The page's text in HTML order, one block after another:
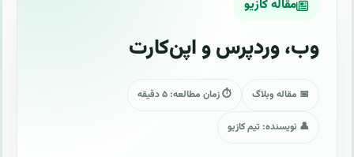
مقاله کازیو
وب، وردپرس و اپن‌کارت
📅 مقاله وبلاگ ⏱ زمان مطالعه: ۵ دقیقه
👤 نویسنده: تیم کازیو